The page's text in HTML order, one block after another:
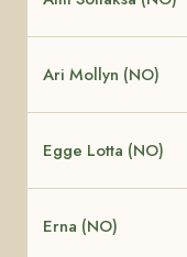
Ari Mollyn (NO)
Egge Lotta (NO)
Erna (NO)